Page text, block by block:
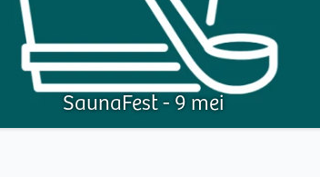
SaunaFest - 9 mei